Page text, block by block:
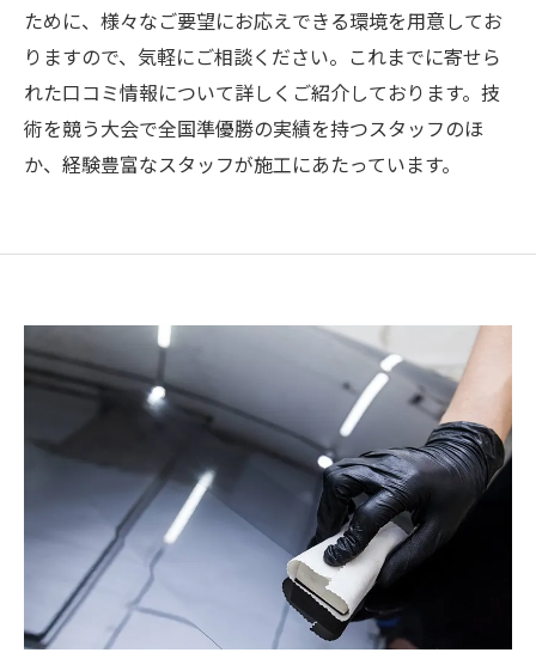
ために、様々なご要望にお応えできる環境を用意してお
りますので、気軽にご相談ください。これまでに寄せら
れた口コミ情報について詳しくご紹介しております。技
術を競う大会で全国準優勝の実績を持つスタッフのほ
か、経験豊富なスタッフが施工にあたっています。